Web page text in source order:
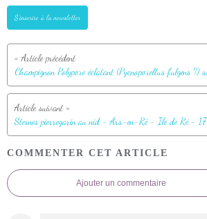
S'inscrire à la newsletter
Sternes pierregarin au nid - Ars-en-Ré - Ile de Ré - 17
COMMENTER CET ARTICLE
Ajouter un commentaire